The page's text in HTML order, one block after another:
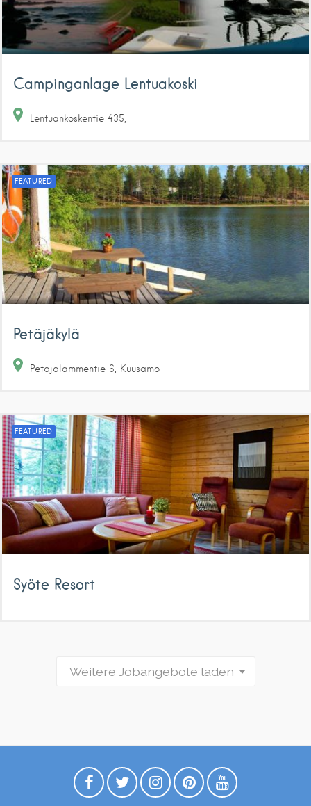
Campinganlage Lentuakoski
Lentuankoskentie 435
FEATURED
Petäjäkylä
Petäjälammentie 6 Kuusamo
FEATURED
Syöte Resort
Weitere Jobangebote laden